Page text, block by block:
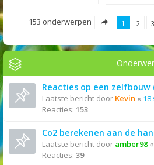
153 onderwerpen 1 2 3
Reacties op een zelfbouw
Laatste bericht door Kevin « 18
Reacties: 153
Co2 berekenen aan de
Laatste bericht door amber98«
Reacties: 39